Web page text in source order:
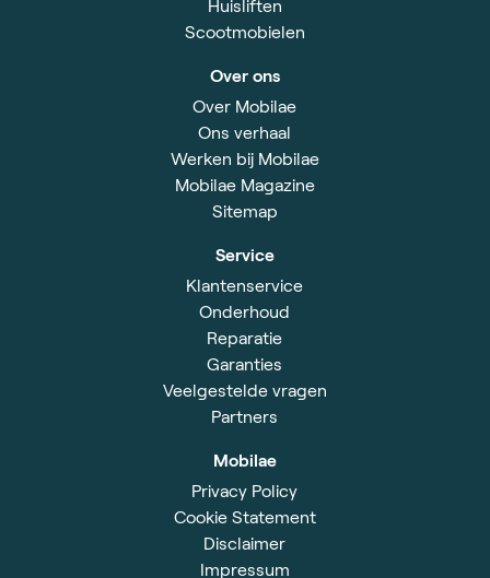
Huisliften
Scootmobielen
Over ons
Over Mobilae
Ons verhaal
Werken bij Mobilae
Mobilae Magazine
Sitemap
Service
Klantenservice
Onderhoud
Reparatie
Garanties
Veelgestelde vragen
Partners
Mobilae
Privacy Policy
Cookie Statement
Disclaimer
Impressum